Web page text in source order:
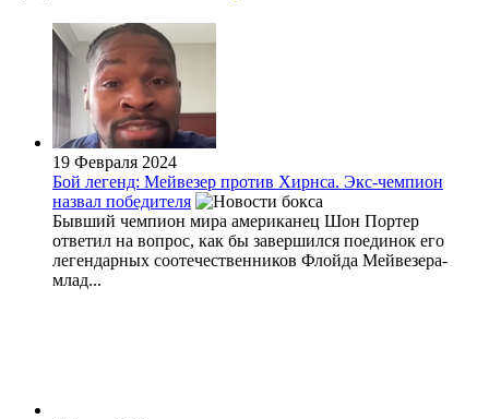
19 Февраля 2024
Бой легенд: Мейвезер против Хирнса. Экс-чемпион
назвал победителя
Бывший чемпион мира американец Шон Портер
ответил на вопрос, как бы завершился поединок его
легендарных соотечественников Флойда Мейвезера-
млад...